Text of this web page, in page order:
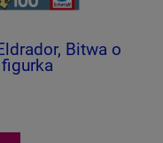
Bitwa o
figurka